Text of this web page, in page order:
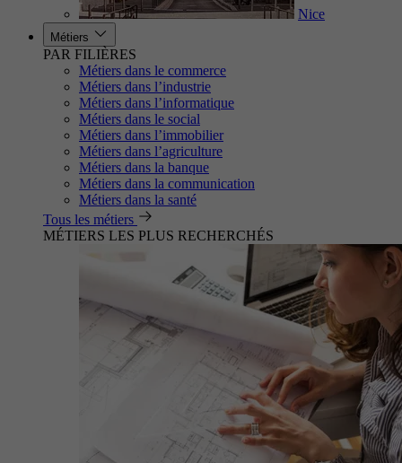
Nice
Métiers
PAR FILIÈRES
Métiers dans le commerce
Métiers dans l’industrie
Métiers dans l’informatique
Métiers dans le social
Métiers dans l’immobilier
Métiers dans l’agriculture
Métiers dans la banque
Métiers dans la communication
Métiers dans la santé
Tous les métiers
MÉTIERS LES PLUS RECHERCHÉS